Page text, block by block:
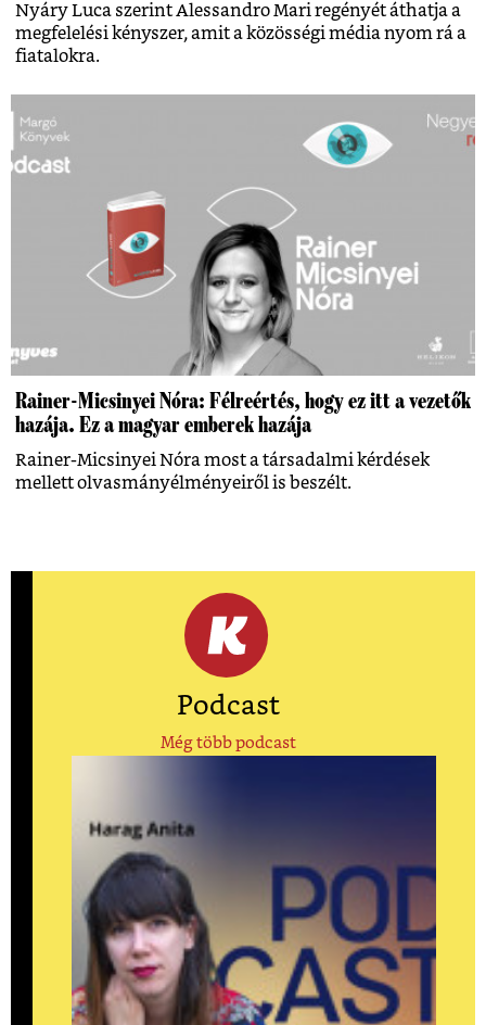
Nyáry Luca szerint Alessandro Mari regényét áthatja a
megfelelési kényszer, amit a közösségi média nyom rá a
fiatalokra.
Rainer-Micsinyei Nóra: Félreértés, hogy ez itt a vezetők
hazája. Ez a magyar emberek hazája
Rainer-Micsinyei Nóra most a társadalmi kérdések
mellett olvasmányélményeiről is beszélt.
Podcast
Még több podcast